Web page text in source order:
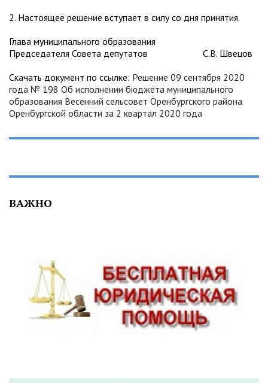
2. Настоящее решение вступает в силу со дня принятия.
Глава муниципального образования
Председателя Совета депутатов С.В. Швецов
Скачать документ по ссылке: Решение 09 сентября 2020
года № 198 Об исполнении бюджета муниципального
образования Весенний сельсовет Оренбургского района
Оренбургской области за 2 квартал 2020 года
ВАЖНО